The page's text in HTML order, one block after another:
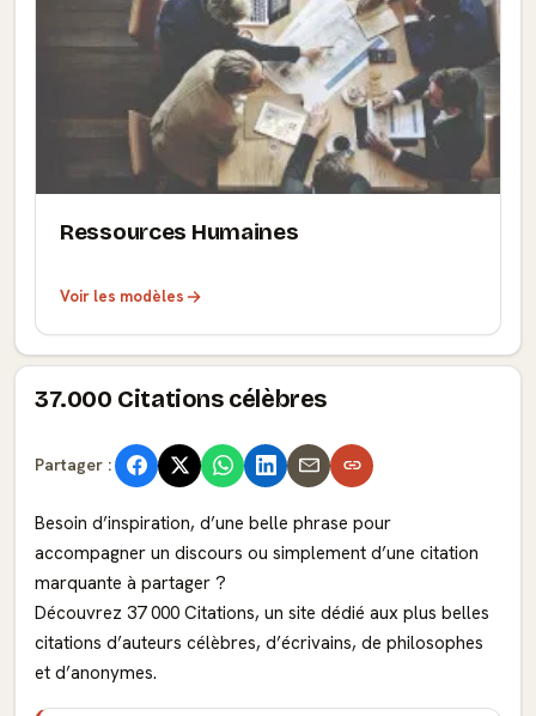
Ressources Humaines
Voir les modèles
37.000 Citations célèbres
Partager :
Besoin d’inspiration, d’une belle phrase pour
accompagner un discours ou simplement d’une citation
marquante à partager ?
Découvrez 37 000 Citations, un site dédié aux plus belles
citations d’auteurs célèbres, d’écrivains, de philosophes
et d’anonymes.